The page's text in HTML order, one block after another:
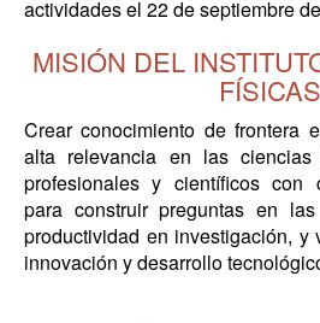
actividades el 22 de septiembre
MISIÓN DEL
FÍSICAS
Crear conocimiento de frontera
alta relevancia en las
profesionales y científicos con
para construir preguntas en
productividad en investigación, y
innovación y desarrollo